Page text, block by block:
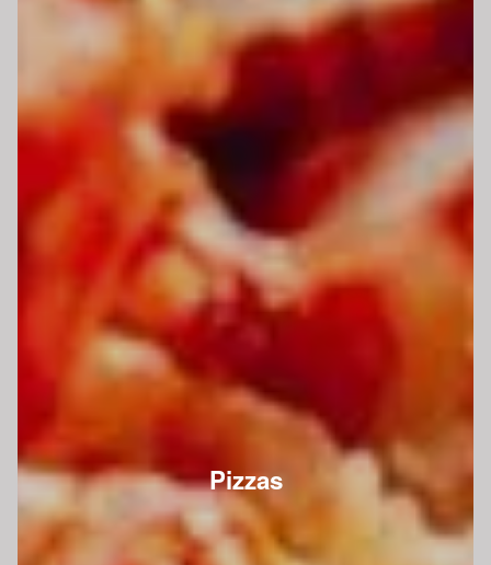
Pizzas